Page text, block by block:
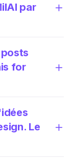
par
for
Le